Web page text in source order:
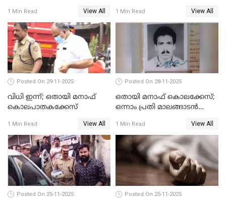
1 Min Read View All
കേസ്
1 Min Read View All
Posted On 29-11-2025
വിധി ഇന്ന്; ഒതായി മനാഫ്
കൊലപാതകക്കേസ്
1 Min Read View All
Posted On 28-11-2025
ഒതായി മനാഫ് കൊലക്കേസ്;
ഒന്നാം പ്രതി മാലങ്ങാടന്‍
1 Min Read View All
Posted On 25-11-2025 Posted On 25-11-2025